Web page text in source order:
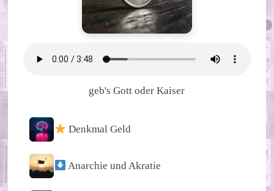
geb's Gott oder Kaiser
Denkmal Geld
Anarchie und Akratie